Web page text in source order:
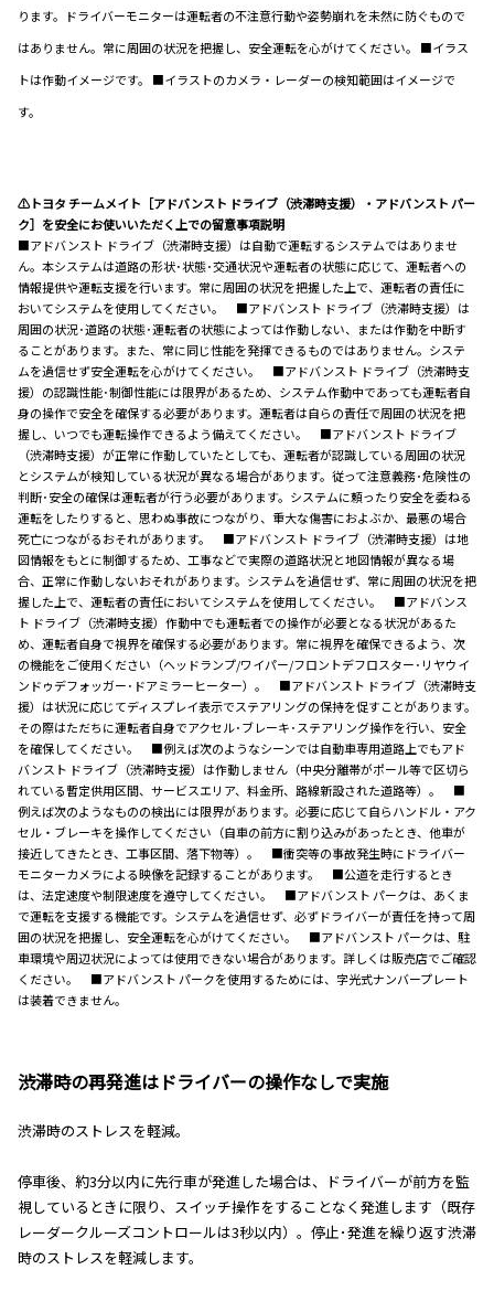
ります。ドライバーモニターは運転者の不注意行動や姿勢崩れを未然に防ぐもので
はありません。常に周囲の状況を把握し、安全運転を心がけてください。 ■イラス
トは作動イメージです。 ■イラストのカメラ・レーダーの検知範囲はイメージで
す。
⚠トヨタ チームメイト［アドバンスト ドライブ（渋滞時支援）・アドバンスト パー
ク］を安全にお使いいただく上での留意事項説明
■アドバンスト ドライブ（渋滞時支援）は自動で運転するシステムではありませ
ん。本システムは道路の形状･状態･交通状況や運転者の状態に応じて、運転者への
情報提供や運転支援を行います。常に周囲の状況を把握した上で、運転者の責任に
おいてシステムを使用してください。 ■アドバンスト ドライブ（渋滞時支援）は
周囲の状況･道路の状態･運転者の状態によっては作動しない、または作動を中断す
ることがあります。また、常に同じ性能を発揮できるものではありません。システ
ムを過信せず安全運転を心がけてください。 ■アドバンスト ドライブ（渋滞時支
援）の認識性能･制御性能には限界があるため、システム作動中であっても運転者自
身の操作で安全を確保する必要があります。運転者は自らの責任で周囲の状況を把
握し、いつでも運転操作できるよう備えてください。 ■アドバンスト ドライブ
（渋滞時支援）が正常に作動していたとしても、運転者が認識している周囲の状況
とシステムが検知している状況が異なる場合があります。従って注意義務･危険性の
判断･安全の確保は運転者が行う必要があります。システムに頼ったり安全を委ねる
運転をしたりすると、思わぬ事故につながり、重大な傷害におよぶか、最悪の場合
死亡につながるおそれがあります。 ■アドバンスト ドライブ（渋滞時支援）は地
図情報をもとに制御するため、工事などで実際の道路状況と地図情報が異なる場
合、正常に作動しないおそれがあります。システムを過信せず、常に周囲の状況を把
握した上で、運転者の責任においてシステムを使用してください。 ■アドバンス
ト ドライブ（渋滞時支援）作動中でも運転者での操作が必要となる状況があるた
め、運転者自身で視界を確保する必要があります。常に視界を確保できるよう、次
の機能をご使用ください（ヘッドランプ/ワイパー/フロントデフロスター･リヤウイ
ンドゥデフォッガー･ドアミラーヒーター）。 ■アドバンスト ドライブ（渋滞時支
援）は状況に応じてディスプレイ表示でステアリングの保持を促すことがあります。
その際はただちに運転者自身でアクセル･ブレーキ･ステアリング操作を行い、安全
を確保してください。 ■例えば次のようなシーンでは自動車専用道路上でもアド
バンスト ドライブ（渋滞時支援）は作動しません（中央分離帯がポール等で区切ら
れている暫定供用区間、サービスエリア、料金所、路線新設された道路等）。 ■
例えば次のようなものの検出には限界があります。必要に応じて自らハンドル・アク
セル・ブレーキを操作してください（自車の前方に割り込みがあったとき、他車が
接近してきたとき、工事区間、落下物等）。 ■衝突等の事故発生時にドライバー
モニターカメラによる映像を記録することがあります。 ■公道を走行するとき
は、法定速度や制限速度を遵守してください。 ■アドバンスト パークは、あくま
で運転を支援する機能です。システムを過信せず、必ずドライバーが責任を持って周
囲の状況を把握し、安全運転を心がけてください。 ■アドバンスト パークは、駐
車環境や周辺状況によっては使用できない場合があります。詳しくは販売店でご確認
ください。 ■アドバンスト パークを使用するためには、字光式ナンバープレート
は装着できません。
渋滞時の再発進はドライバーの操作なしで実施
渋滞時のストレスを軽減。
停車後、約3分以内に先行車が発進した場合は、ドライバーが前方を監
視しているときに限り、スイッチ操作をすることなく発進します（既存
レーダークルーズコントロールは3秒以内）。停止･発進を繰り返す渋滞
時のストレスを軽減します。